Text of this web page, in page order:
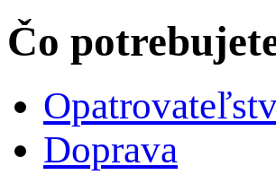
Čo
Doprava